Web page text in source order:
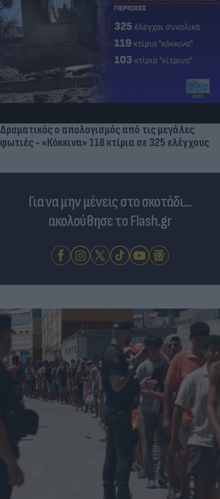
Δραματικός ο απολογισμός από τις μεγάλες
φωτιές - «Κόκκινα» 118 κτίρια σε 325 ελέγχους
Για να μην μένεις στο σκοτάδι...
ακολούθησε το Flash.gr